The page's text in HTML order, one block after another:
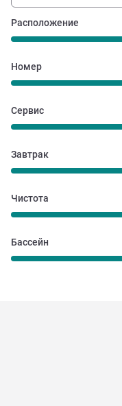
Расположение
Номер
Сервис
Завтрак
Чистота
Бассейн